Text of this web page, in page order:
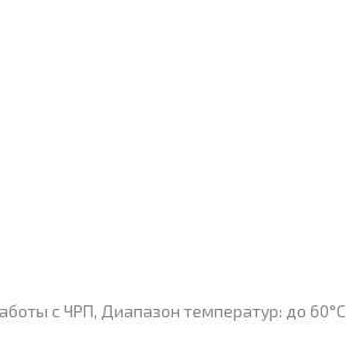
с ЧРП, Диапазон температур: до 60°С